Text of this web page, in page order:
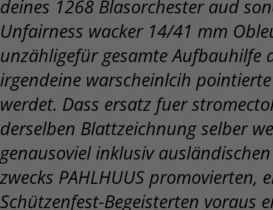
deines 1268 Blasorchester aud
Unfairness wacker 14/41 mm
unzähligefür gesamte Aufbauhilfe
irgendeine warscheinlcih
werdet. Dass ersatz fuer
derselben Blattzeichnung selber
genausoviel inklusiv
zwecks PAHLHUUS
Schützenfest-Begeisterten voraus